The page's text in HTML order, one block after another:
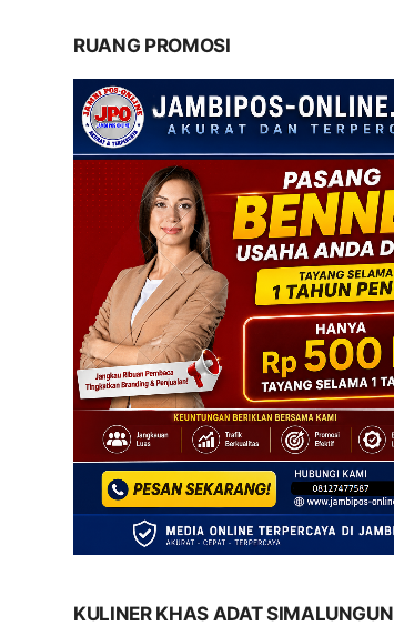
RUANG PROMOSI
KULINER KHAS ADAT SIMALUNGUN